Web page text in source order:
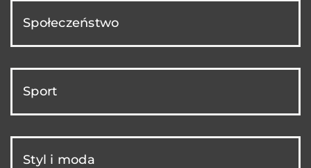
Społeczeństwo
Sport
Styl i moda